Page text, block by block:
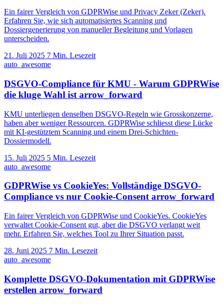
Ein fairer Vergleich von GDPRWise und Privacy Zeker (Zeker).
Erfahren Sie, wie sich automatisiertes Scanning und
Dossiergenerierung von manueller Begleitung und Vorlagen
unterscheiden.
21. Juli 2025 7 Min. Lesezeit
auto_awesome
DSGVO-Compliance für KMU - Warum GDPRWise
die kluge Wahl ist arrow_forward
KMU unterliegen denselben DSGVO-Regeln wie Grosskonzerne,
haben aber weniger Ressourcen. GDPRWise schliesst diese Lücke
mit KI-gestütztem Scanning und einem Drei-Schichten-
Dossiermodell.
15. Juli 2025 5 Min. Lesezeit
auto_awesome
GDPRWise vs CookieYes: Vollständige DSGVO-
Compliance vs nur Cookie-Consentarrow_forward
Ein fairer Vergleich von GDPRWise und CookieYes. CookieYes
verwaltet Cookie-Consent gut, aber die DSGVO verlangt weit
mehr. Erfahren Sie, welches Tool zu Ihrer Situation passt.
28. Juni 2025 7 Min. Lesezeit
auto_awesome
Komplette DSGVO-Dokumentation mit GDPRWise
erstellen arrow_forward